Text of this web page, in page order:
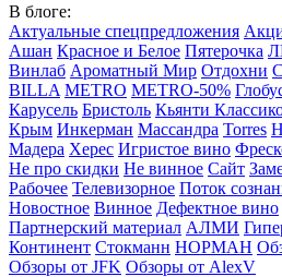
В блоге:
Актуальные спецпредложения
Ашан Красное и Белое Пятерочка
Винлаб Ароматный Мир Отдохни
BILLA METRO METRO-50%
Карусель Бристоль Кьянти
Крым Инкерман Массандра Torres
Мадера Херес Игристое вино
Не про скидки Не винное Сайт
Рабочее Телевизорное Поток
Новостное Винное Дефектное вино
Партнерский материал АЛМИ
Континент Стокманн НОРМАН
Обзоры от JFK Обзоры от AlexV